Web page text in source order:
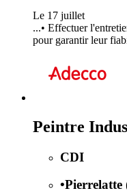
Le 17 juillet
...• Effectuer
pour garantir leur
Peintre
CDI
•Pierrelatte